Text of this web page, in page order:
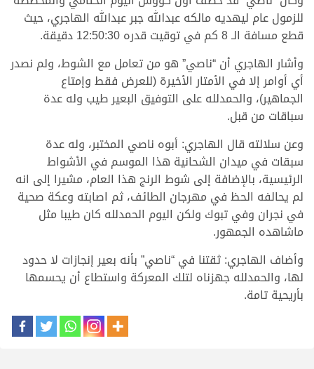
للزمول عام ليهديه مالكه عبدالله جبر عبدالله الهاجري، حيث
قطع مسافة الـ 8 كم في توقيت قدره 12:50:30 دقيقة.
وأشار الهاجري أن “ناصي” هو من تعامل مع الشوط، ولم نصدر
أي أوامر إلا في الأمتار الأخيرة (للعرض فقط وإمتاع
الجماهير)، والحمدلله على التوفيق البعير طيب وله عدة
سباقات من قبل.
وعن سلالته قال الهاجري: أبوه ناصي المختبر، وله عدة
سبقات في ميدان الشحانية هذا الموسم في الأشواط
الرئيسية، بالإضافة إلى شوط الرنج هذا العام، مشيرا إلى انه
لم يحالفه الحظ في مهرجان الطائف، ثم اصابته وعكة صحية
في نجران وفي تبوك ولكن اليوم الحمدلله كان طيبا مثل
ماشاهده الجمهور.
وأضاف الهاجري: ثقتنا في “ناصي” بأنه بعير إنجازات لا حدود
لها، والحمدلله جهزناه لتلك المعركة واستطاع أن يحسمها
بأريحية تامة.